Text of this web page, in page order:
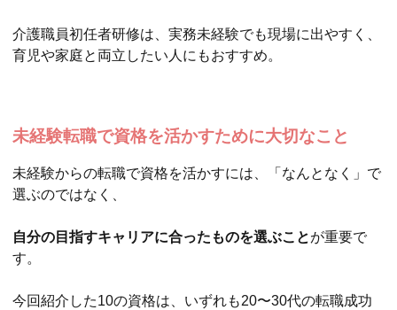
介護職員初任者研修は、実務未経験でも現場に出やすく、
育児や家庭と両立したい人にもおすすめ。
未経験転職で資格を活かすために大切なこと
未経験からの転職で資格を活かすには、「なんとなく」で
選ぶのではなく、
自分の目指すキャリアに合ったものを選ぶことが重要で
す。
今回紹介した10の資格は、いずれも20〜30代の転職成功